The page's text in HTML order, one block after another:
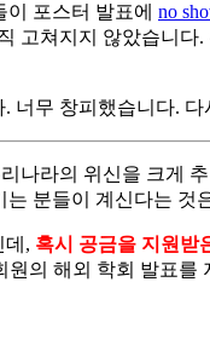
포스터 발표에 no
고쳐지지 않았습니다
무 창피했습니다.
나라의 위신을 크게
분들이 계신다는
데, 혹시 공금을 지원받
원의 해외 학회 발